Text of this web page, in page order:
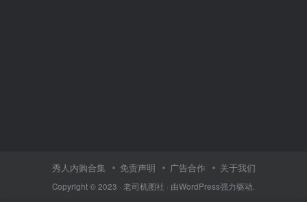
秀人内购合集 免责声明 广告合作 关于我们
Copyright © 2023 · 老司机图社 · 由WordPress强力驱动.